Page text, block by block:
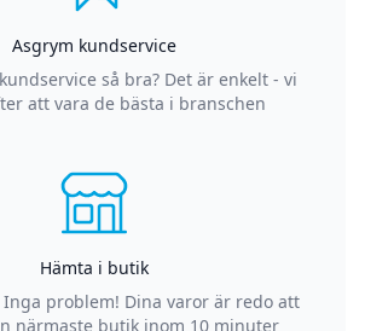
Asgrym kundservice
så bra? Det är enkelt - vi
att vara de bästa i branschen
Hämta i butik
Inga problem! Dina varor är redo att
närmaste butik inom 10 minuter